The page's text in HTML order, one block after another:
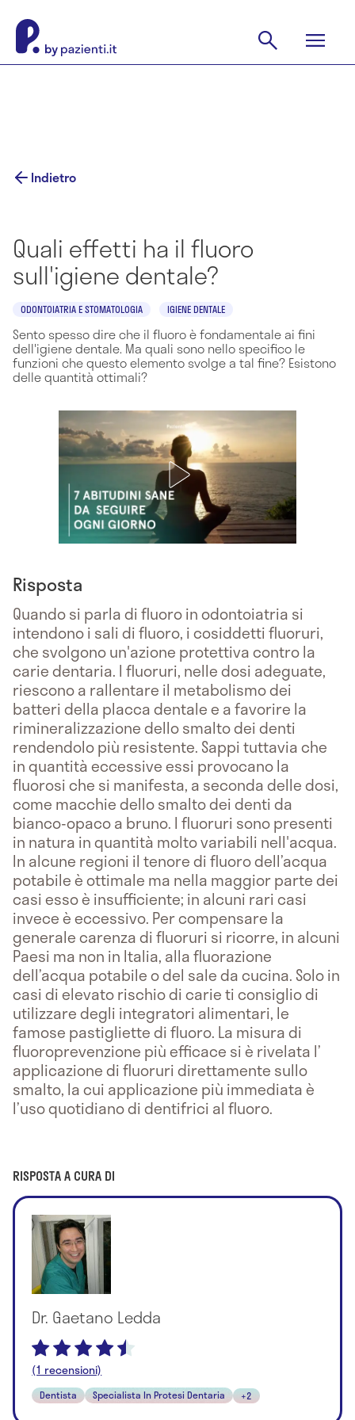
Indietro
Quali effetti ha il fluoro
sull'igiene dentale?
ODONTOIATRIA E STOMATOLOGIA IGIENE DENTALE
Sento spesso dire che il fluoro è fondamentale ai fini
dell'igiene dentale. Ma quali sono nello specifico le
funzioni che questo elemento svolge a tal fine? Esistono
delle quantità ottimali?
Risposta
Quando si parla di fluoro in odontoiatria si
intendono i sali di fluoro, i cosiddetti fluoruri,
che svolgono un'azione protettiva contro la
carie dentaria. I fluoruri, nelle dosi adeguate,
riescono a rallentare il metabolismo dei
batteri della placca dentale e a favorire la
rimineralizzazione dello smalto dei denti
rendendolo più resistente. Sappi tuttavia che
in quantità eccessive essi provocano la
fluorosi che si manifesta, a seconda delle dosi,
come macchie dello smalto dei denti da
bianco-opaco a bruno. I fluoruri sono presenti
in natura in quantità molto variabili nell'acqua.
In alcune regioni il tenore di fluoro dell’acqua
potabile è ottimale ma nella maggior parte dei
casi esso è insufficiente; in alcuni rari casi
invece è eccessivo. Per compensare la
generale carenza di fluoruri si ricorre, in alcuni
Paesi ma non in Italia, alla fluorazione
dell’acqua potabile o del sale da cucina. Solo in
casi di elevato rischio di carie ti consiglio di
utilizzare degli integratori alimentari, le
famose pastigliette di fluoro. La misura di
fluoroprevenzione più efficace si è rivelata l’
applicazione di fluoruri direttamente sullo
smalto, la cui applicazione più immediata è
l’uso quotidiano di dentifrici al fluoro.
RISPOSTA A CURA DI
Dr. Gaetano Ledda
(1 recensioni)
Dentista Specialista In Protesi Dentaria +2